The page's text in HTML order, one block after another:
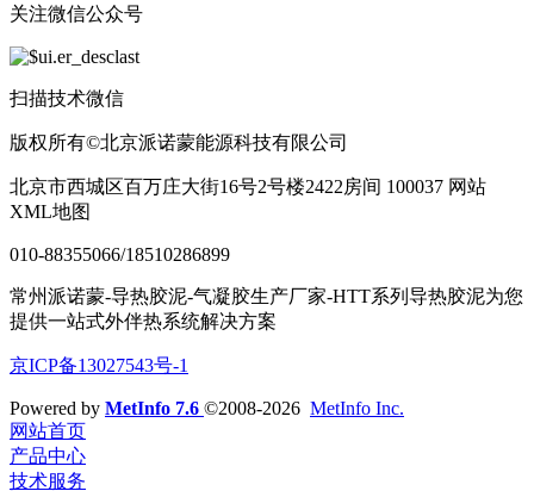
关注微信公众号
扫描技术微信
版权所有©北京派诺蒙能源科技有限公司
北京市西城区百万庄大街16号2号楼2422房间 100037 网站
XML地图
010-88355066/18510286899
常州派诺蒙-导热胶泥-气凝胶生产厂家-HTT系列导热胶泥为您
提供一站式外伴热系统解决方案
京ICP备13027543号-1
Powered by MetInfo 7.6 ©2008-2026 MetInfo Inc.
网站首页
产品中心
技术服务